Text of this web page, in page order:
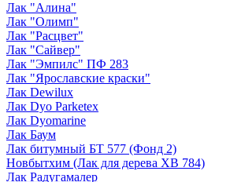
Лак "Алина"
Лак "Олимп"
Лак "Расцвет"
Лак "Сайвер"
Лак "Эмпилс" ПФ 283
Лак "Ярославские краски"
Лак Dewilux
Лак Dyo Parketex
Лак Dyomarine
Лак Баум
Лак битумный БТ 577 (Фонд 2)
Новбытхим (Лак для дерева ХВ 784)
Лак Радугамалер